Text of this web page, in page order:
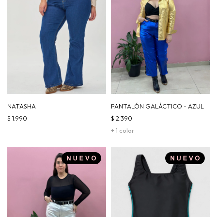
NATASHA
$ 1.990
PANTALÓN GALÁCTICO - AZUL
+ 1 color
$ 2.390